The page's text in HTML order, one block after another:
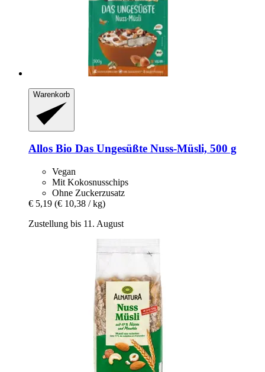
Warenkorb
Allos Bio Das Ungesüßte Nuss-​Müsli, 500 g
Vegan
Mit Kokosnusschips
Ohne Zuckerzusatz
€ 5,19 (€ 10,38 / kg)
Zustellung bis 11. August